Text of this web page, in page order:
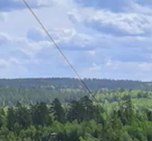
klara.
1 natt för mer upplevelse!